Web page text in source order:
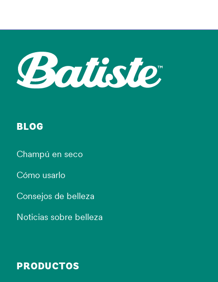
BLOG
Champú en seco
Cómo usarlo
Consejos de belleza
Noticias sobre belleza
PRODUCTOS